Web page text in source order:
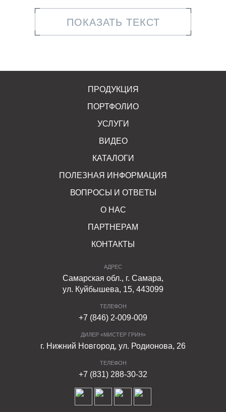
повышенную прочность конструкций;
высокую точность стыковки, за счет выверенной
модульный дизайн деталей, который позволяет
различной ширины;
индивидуальной мобильности и пешеходов при
примыкании тротуара к дорожному полотну
температурных колебаниях, длительном воздействии
прямых солнечных лучей. Они легко противостоят
Пандусы из бетона морозостойкие, поэтому безопасны
и удобны в любое время года.
Покупайте комплект бетонных пандусов ФАРБШТАЙН,
левых и правых, один - центральный. Пандусы помогут
грамотно обустроить территорию, сделать ее более
функциональной и безопасной.
ПОКАЗАТЬ ТЕКСТ
ПРОДУКЦИЯ
ПОРТФОЛИО
УСЛУГИ
ВИДЕО
КАТАЛОГИ
ПОЛЕЗНАЯ ИНФОРМАЦИЯ
ВОПРОСЫ И ОТВЕТЫ
О НАС
ПАРТНЕРАМ
КОНТАКТЫ
АДРЕС
Самарская обл., г. Самара,
ул. Куйбышева, 15, 443099
ТЕЛЕФОН
+7 (846) 2-009-009
ДИЛЕР «МИСТЕР ГРИН»
г. Нижний Новгород, ул. Родионова, 26
ТЕЛЕФОН
+7 (831) 288-30-32